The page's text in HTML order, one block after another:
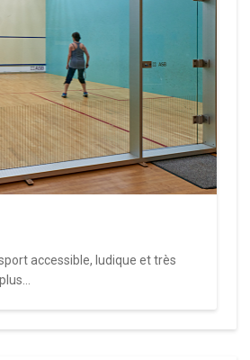
accessible, ludique et très